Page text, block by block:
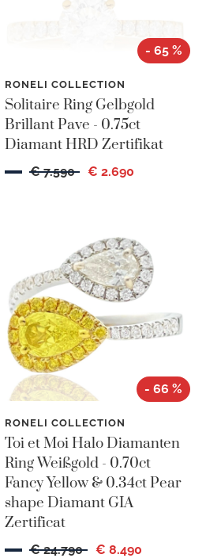
- 65 %
RONELI COLLECTION
Solitaire Ring Gelbgold
Brillant Pave - 0.75ct
Diamant HRD Zertifikat
€ 7.590 € 2.690
- 66 %
RONELI COLLECTION
Toi et Moi Halo Diamanten
Ring Weißgold - 0.70ct
Fancy Yellow & 0.34ct Pear
shape Diamant GIA
Zertificat
€ 24.790 € 8.490